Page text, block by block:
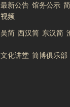
最新公告 馆务公示
视频
吴简 西汉简 东汉简
文化讲堂 简博俱乐部